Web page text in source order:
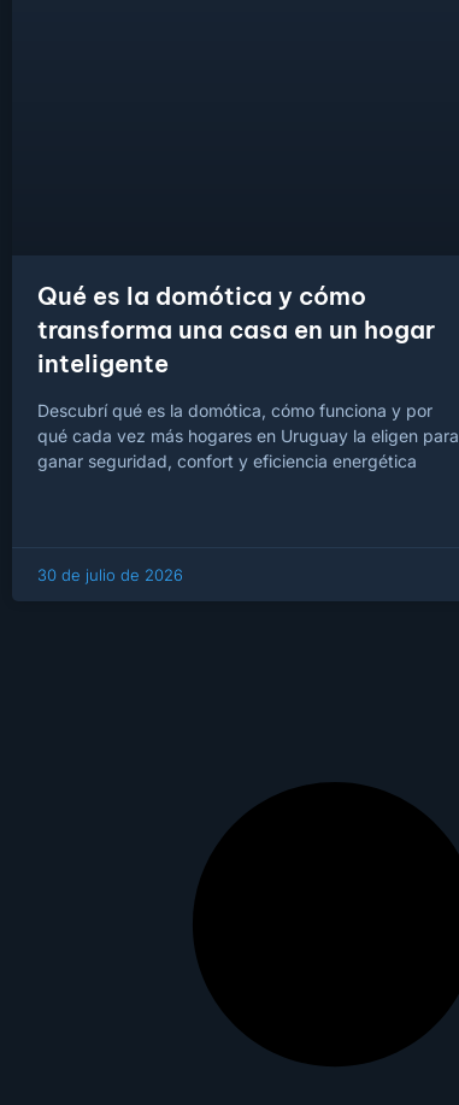
Qué es la domótica y cómo
transforma una casa en un hogar
inteligente
Descubrí qué es la domótica, cómo funciona y por
qué cada vez más hogares en Uruguay la eligen para
ganar seguridad, confort y eficiencia energética
30 de julio de 2026